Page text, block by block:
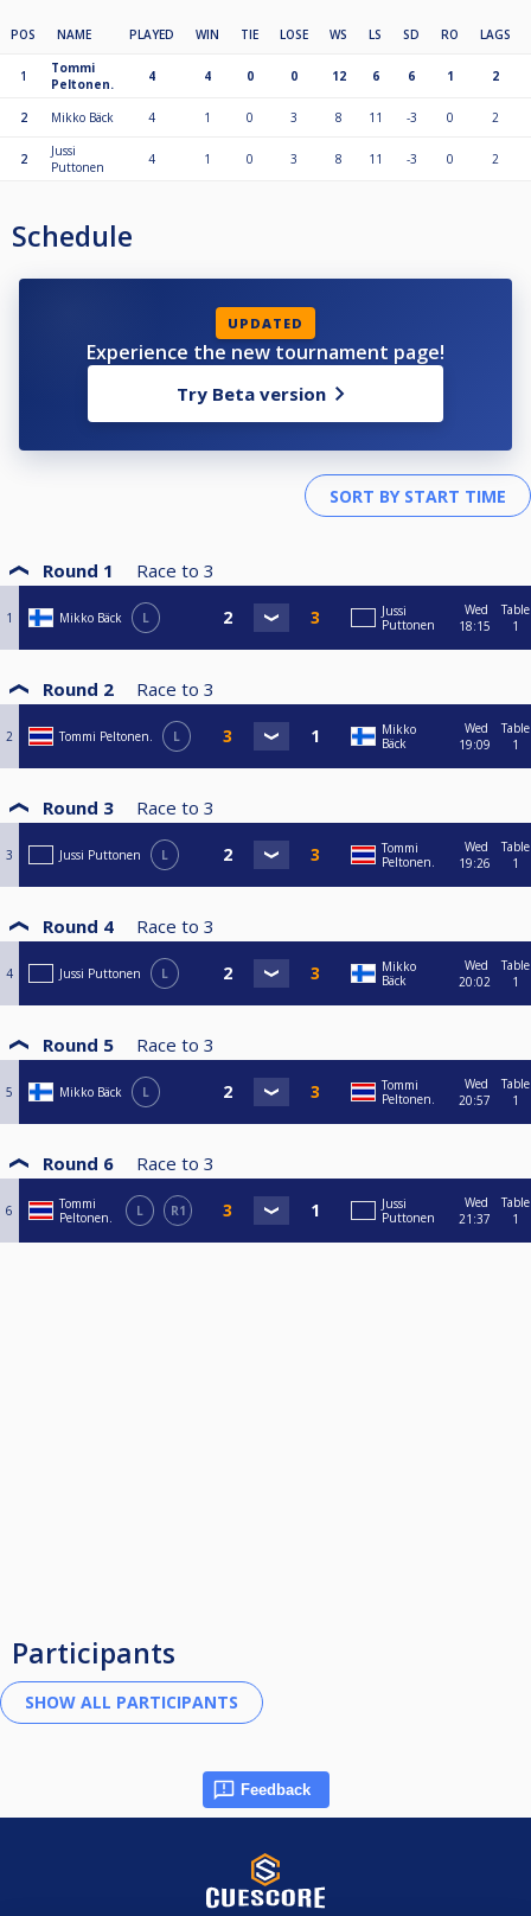
POS NAME PLAYED WIN TIE LOSE WS LS SD RO LAGS
1
Tommi
Peltonen.
4 4 0 0 12 6 6 1 2
2 Mikko Bäck 4 1 0 3 8 11 -3 0 2
2
Jussi
Puttonen
4 1 0 3 8 11 -3 0 2
Schedule
UPDATED
Experience the new tournament page!
Try Beta version
Round 1 Race to 3
1 Mikko Bäck L
Jussi
Puttonen
Wed
18:15
Table
1
Round 2 Race to 3
2 Tommi Peltonen. L
Mikko
Bäck
Wed
19:09
Table
1
Round 3 Race to 3
3 Jussi Puttonen L
Tommi
Peltonen.
Wed
19:26
Table
1
Round 4 Race to 3
4 Jussi Puttonen L
Mikko
Bäck
Wed
20:02
Table
1
Round 5 Race to 3
5 Mikko Bäck L
Tommi
Peltonen.
Wed
20:57
Table
1
Round 6 Race to 3
6
Tommi
Peltonen.
L R1
Jussi
Puttonen
Wed
21:37
Table
1
Participants
Feedback